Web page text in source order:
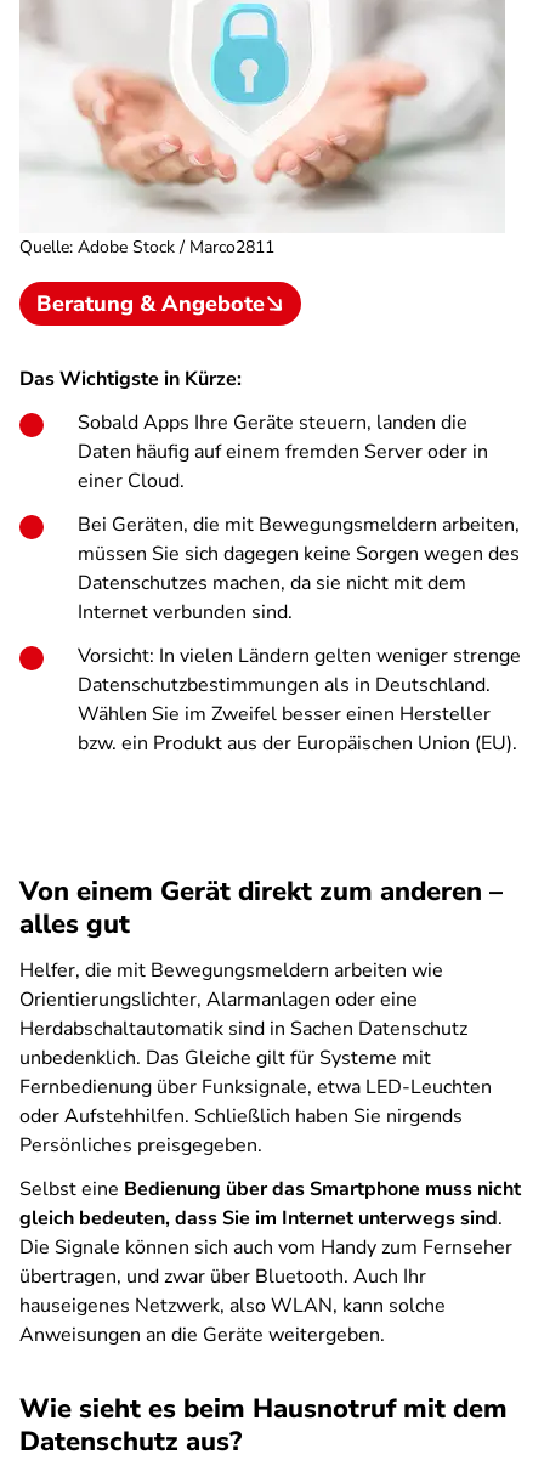
Quelle: Adobe Stock / Marco2811
Beratung & Angebote
Das Wichtigste in Kürze:
Sobald Apps Ihre Geräte steuern, landen die
Daten häufig auf einem fremden Server oder in
einer Cloud.
Bei Geräten, die mit Bewegungsmeldern arbeiten,
müssen Sie sich dagegen keine Sorgen wegen des
Datenschutzes machen, da sie nicht mit dem
Internet verbunden sind.
Vorsicht: In vielen Ländern gelten weniger strenge
Datenschutzbestimmungen als in Deutschland.
Wählen Sie im Zweifel besser einen Hersteller
bzw. ein Produkt aus der Europäischen Union (EU).
Von einem Gerät direkt zum anderen –
alles gut
Helfer, die mit Bewegungsmeldern arbeiten wie
Orientierungslichter, Alarmanlagen oder eine
Herdabschaltautomatik sind in Sachen Datenschutz
unbedenklich. Das Gleiche gilt für Systeme mit
Fernbedienung über Funksignale, etwa LED-Leuchten
oder Aufstehhilfen. Schließlich haben Sie nirgends
Persönliches preisgegeben.
Selbst eine Bedienung über das Smartphone muss nicht
gleich bedeuten, dass Sie im Internet unterwegs sind.
Die Signale können sich auch vom Handy zum Fernseher
übertragen, und zwar über Bluetooth. Auch Ihr
hauseigenes Netzwerk, also WLAN, kann solche
Anweisungen an die Geräte weitergeben.
Wie sieht es beim Hausnotruf mit dem
Datenschutz aus?